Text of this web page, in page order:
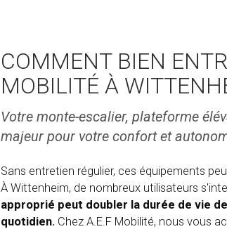
COMMENT BIEN
MOBILITÉ À
Votre monte-escalier, plateforme
majeur pour votre confort et
Sans entretien régulier, ces équipements
À Wittenheim, de nombreux utilisateurs
approprié peut doubler la durée de vie
quotidien.Chez A.E.F Mobilité, nous vous